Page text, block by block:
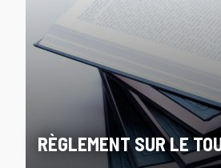
RÈGLEMENT SUR LE